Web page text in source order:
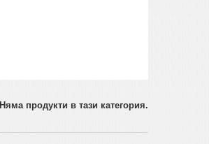
Няма продукти в тази категория.